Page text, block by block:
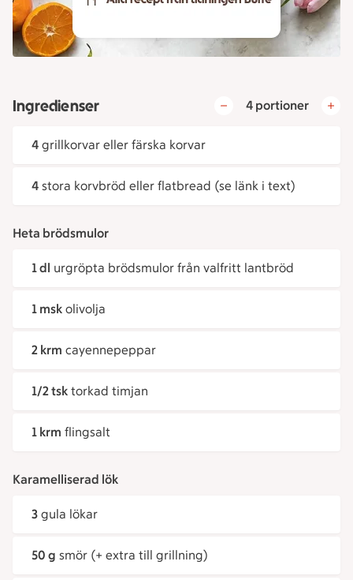
Ingredienser 4 portioner
4 grillkorvar eller färska korvar
4 stora korvbröd eller flatbread (se länk i text)
Heta brödsmulor
1 dl urgröpta brödsmulor från valfritt lantbröd
1 msk olivolja
2 krm cayennepeppar
1/2 tsk torkad timjan
1 krm flingsalt
Karamelliserad lök
3 gula lökar
50 g smör (+ extra till grillning)